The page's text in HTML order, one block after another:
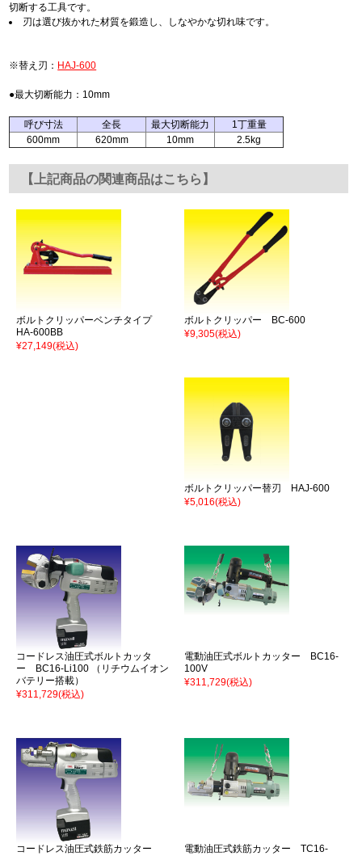
切断する工具です。
刃は選び抜かれた材質を鍛造し、しなやかな切れ味です。
※替え刃： HAJ-600
●最大切断能力：10mm
呼び寸法 全長 最大切断能力
1丁重量
600mm
620mm 10mm 2.5kg
【上記商品の関連商品はこちら】
ボルトクリッパーベンチタイプ
HA-600BB
¥27,149(税込)
ボルトクリッパー BC-600
¥9,305(税込)
ボルトクリッパー替刃 HAJ-600
¥5,016(税込)
コードレス油圧式ボルトカッタ
ー BC16-Li100 （リチウムイオン
バテリー搭載）
¥311,729(税込)
電動油圧式ボルトカッター BC16-
100V
¥311,729(税込)
コードレス油圧式鉄筋カッター
電動油圧式鉄筋カッター TC16-